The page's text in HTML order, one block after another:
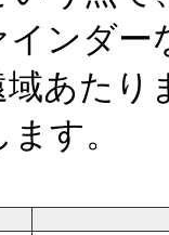
ンダー
あたり
す。